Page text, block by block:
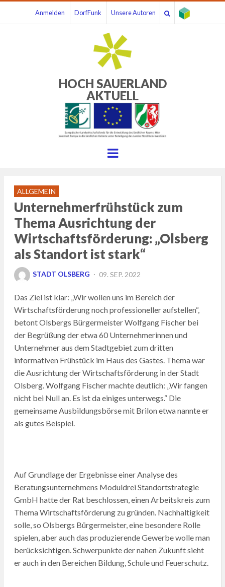
Anmelden DorfFunk Unsere Autoren
HOCH SAUERLAND
AKTUELL
Menu
ALLGEMEIN
Unternehmerfrühstück zum
Thema Ausrichtung der
Wirtschaftsförderung: „Olsberg
als Standort ist stark“
STADT OLSBERG
POSTED
09. SEP. 2022
Das Ziel ist klar: „Wir wollen uns im Bereich der
Wirtschaftsförderung noch professioneller aufstellen“,
betont Olsbergs Bürgermeister Wolfgang Fischer bei
der Begrüßung der etwa 60 Unternehmerinnen und
Unternehmer aus dem Stadtgebiet zum dritten
informativen Frühstück im Haus des Gastes. Thema war
die Ausrichtung der Wirtschaftsförderung in der Stadt
Olsberg. Wolfgang Fischer machte deutlich: „Wir fangen
nicht bei Null an. Es ist da einiges unterwegs.“ Die
gemeinsame Ausbildungsbörse mit Brilon etwa nannte er
als gutes Beispiel.
Auf Grundlage der Ergebnisse einer Analyse des
Beratungsunternehmens Moduldrei Standortstrategie
GmbH hatte der Rat beschlossen, einen Arbeitskreis zum
Thema Wirtschaftsförderung zu gründen. Nachhaltigkeit
solle, so Olsbergs Bürgermeister, eine besondere Rolle
spielen, aber auch das produzierende Gewerbe wolle man
berücksichtigen. Schwerpunkte der nahen Zukunft sieht
er auch in den Bereichen Bildung, Schule und Feuerschutz.